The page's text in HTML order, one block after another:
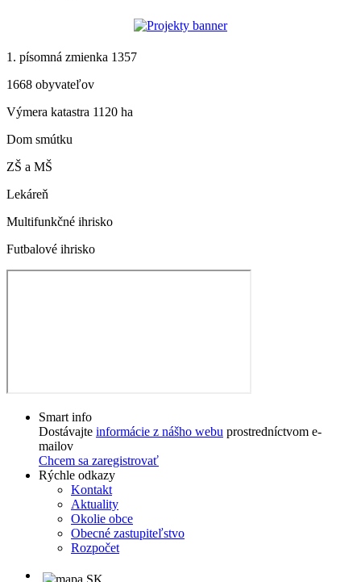
1. písomná zmienka 1357
1668 obyvateľov
Výmera katastra 1120 ha
Dom smútku
ZŠ a MŠ
Lekáreň
Multifunkčné ihrisko
Futbalové ihrisko
Smart info
Dostávajte informácie z nášho webu prostredníctvom e-
mailov
Chcem sa zaregistrovať
Rýchle odkazy
Kontakt
Aktuality
Okolie obce
Obecné zastupiteľstvo
Rozpočet